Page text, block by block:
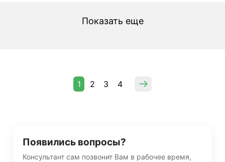
Показать еще
1 2 3 4
Появились вопросы?
Консультант сам позвонит Вам в рабочее время,